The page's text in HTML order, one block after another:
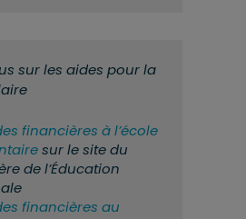
sur les aides pour la
financières à l’école
sur le site du
de l’Éducation
financières au